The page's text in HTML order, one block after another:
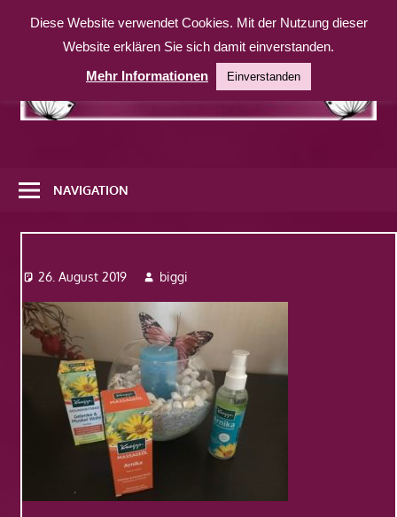
Inhalt
weitere
Website
NAVIGATION
26. August 2019 biggi
Diese Website verwendet Cookies. Mit der Nutzung dieser
Website erklären Sie sich damit einverstanden.
Mehr Informationen
Einverstanden